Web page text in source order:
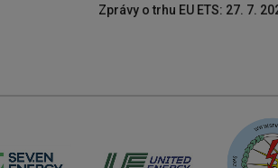
Zprávy o trhu EU ETS: 27. 7.